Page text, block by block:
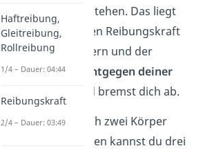
irgendwann zum Stehen. Das liegt
an der sogenannten Reibungskraft
zwischen den Rädern und der
Straße. Sie wirkt
entgegen deiner
und bremst dich ab.
Je nachdem wie sich zwei Körper
zueinander bewegen kannst du drei
Haftreibung,
Gleitreibung,
Rollreibung
1/4 – Dauer: 04:44
Reibungskraft
2/4 – Dauer: 03:49